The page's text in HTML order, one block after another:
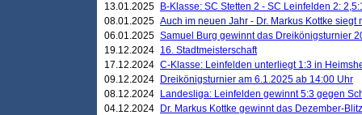
13.01.2025
B-Klasse: SC Stetten 2 - SC Leinfelden 2:
08.01.2025 Auch im neuen Jahr - Dr. Markus Kottke
06.01.2025 Samuel Burg gewinnt das Dreikönigsturnier
19.12.2024 16. Stadtmeisterschaft
17.12.2024 C-Klasse: Leinfelden unterliegt 1:3 in
09.12.2024
Dreikönigsturnier am 6.1.2025 ab 14:00 Uhr
08.12.2024
Landesliga: Leinfelden gewinnt 5:3 gegen
04.12.2024
Dr. Markus Kottke gewinnt das Dezember-